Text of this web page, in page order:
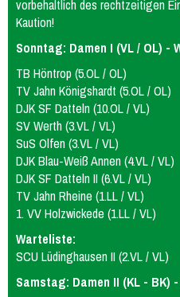
vorbehaltlich des rechtzeitigen
Kaution!
Sonntag: Damen I (VL / OL) -
TB Höntrop (5.OL / OL)
TV Jahn Königshardt (5.OL / OL)
DJK SF Datteln (10.OL / VL)
SV Werth (3.VL / VL)
SuS Olfen (3.VL / VL)
DJK Blau-Weiß Annen (4.VL / VL)
DJK SF Datteln II (6.VL / VL)
TV Jahn Rheine (1.LL / VL)
1. VV Holzwickede (1.LL / VL)
Warteliste:
SCU Lüdinghausen II (2.VL / VL)
Samstag: Damen II (KL - BK)